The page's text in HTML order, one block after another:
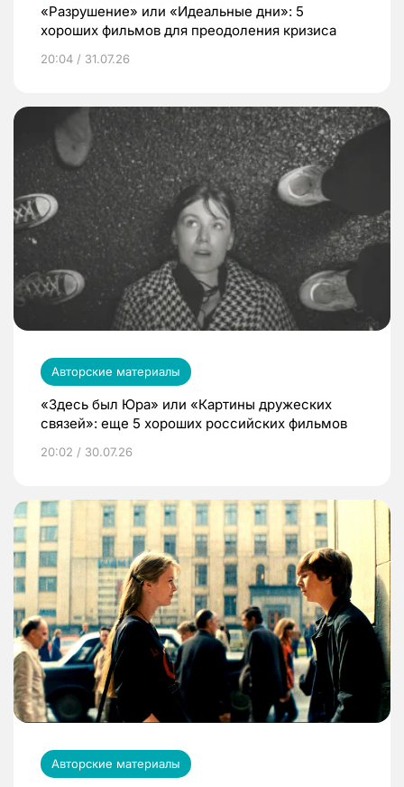
«Разрушение» или «Идеальные дни»: 5
хороших фильмов для преодоления кризиса
20:04 / 31.07.26
Авторские материалы
«Здесь был Юра» или «Картины дружеских
связей»: еще 5 хороших российских фильмов
20:02 / 30.07.26
Авторские материалы